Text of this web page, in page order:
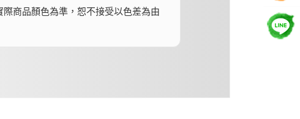
商品顏色為準，恕不接受以色差為由